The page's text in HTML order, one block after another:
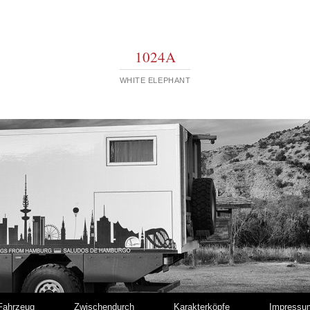
1024A
WHITE ELEPHANT
Zwischendurch Karakterköpfe